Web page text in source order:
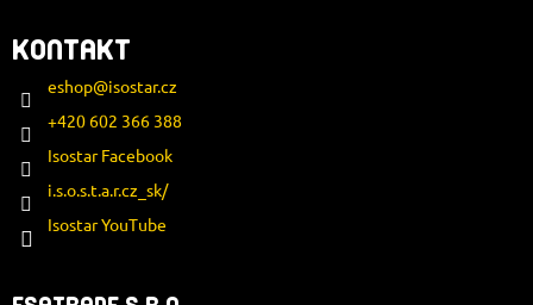
KONTAKT
eshop@isostar.cz
+420 602 366 388
Isostar Facebook
i.s.o.s.t.a.r.cz_sk/
Isostar YouTube